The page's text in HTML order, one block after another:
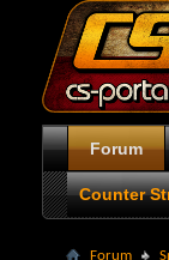
Forum
Counter
Forum